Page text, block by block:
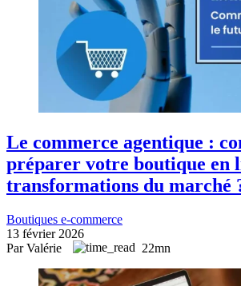
Le commerce agentique :
préparer votre boutique en
transformations du marché
Boutiques e-commerce
13 février 2026
Par Valérie
22mn